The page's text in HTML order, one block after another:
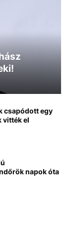
csapódott egy
vitték el
napok óta